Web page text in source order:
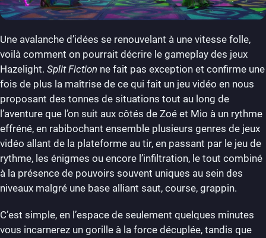
Une avalanche d’idées se renouvelant à une vitesse folle,
voilà comment on pourrait décrire le gameplay des jeux
Hazelight. Split Fiction ne fait pas exception et confirme une
fois de plus la maîtrise de ce qui fait un jeu vidéo en nous
proposant des tonnes de situations tout au long de
l’aventure que l’on suit aux côtés de Zoé et Mio à un rythme
effréné, en rabibochant ensemble plusieurs genres de jeux
vidéo allant de la plateforme au tir, en passant par le jeu de
rythme, les énigmes ou encore l’infiltration, le tout combiné
à la présence de pouvoirs souvent uniques au sein des
niveaux malgré une base alliant saut, course, grappin.
C’est simple, en l’espace de seulement quelques minutes
vous incarnerez un gorille à la force décuplée, tandis que